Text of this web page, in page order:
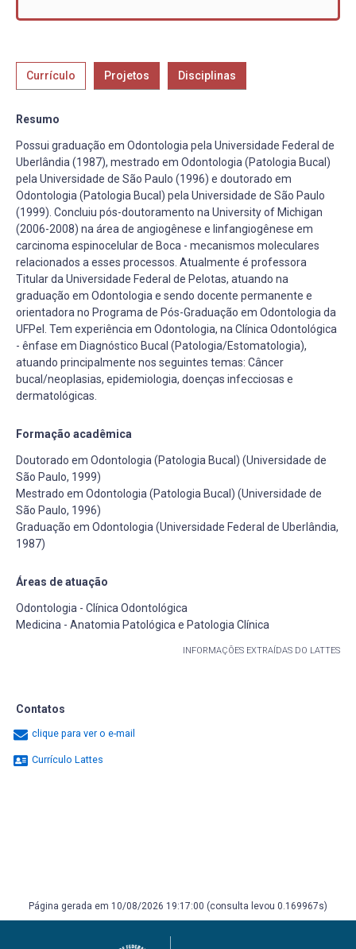
Currículo Projetos Disciplinas
Resumo
Possui graduação em Odontologia pela Universidade Federal de
Uberlândia (1987), mestrado em Odontologia (Patologia Bucal)
pela Universidade de São Paulo (1996) e doutorado em
Odontologia (Patologia Bucal) pela Universidade de São Paulo
(1999). Concluiu pós-doutoramento na University of Michigan
(2006-2008) na área de angiogênese e linfangiogênese em
carcinoma espinocelular de Boca - mecanismos moleculares
relacionados a esses processos. Atualmente é professora
Titular da Universidade Federal de Pelotas, atuando na
graduação em Odontologia e sendo docente permanente e
orientadora no Programa de Pós-Graduação em Odontologia da
UFPel. Tem experiência em Odontologia, na Clínica Odontológica
- ênfase em Diagnóstico Bucal (Patologia/Estomatologia),
atuando principalmente nos seguintes temas: Câncer
bucal/neoplasias, epidemiologia, doenças infecciosas e
dermatológicas.
Formação acadêmica
Doutorado em Odontologia (Patologia Bucal) (Universidade de
São Paulo, 1999)
Mestrado em Odontologia (Patologia Bucal) (Universidade de
São Paulo, 1996)
Graduação em Odontologia (Universidade Federal de Uberlândia,
1987)
Áreas de atuação
Odontologia - Clínica Odontológica
Medicina - Anatomia Patológica e Patologia Clínica
INFORMAÇÕES EXTRAÍDAS DO LATTES
Contatos
clique para ver o e-mail
Currículo Lattes
Página gerada em 10/08/2026 19:17:00 (consulta levou 0.169967s)